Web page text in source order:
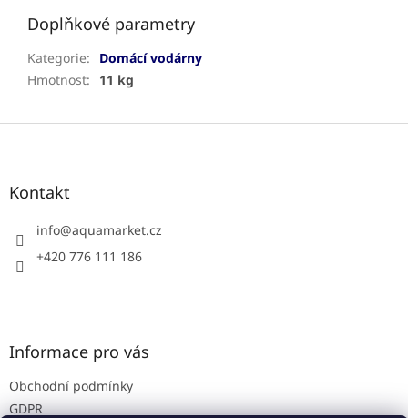
Doplňkové parametry
Kategorie:
Domácí vodárny
Hmotnost: 11 kg
Z
Kontakt
info@aquamarket.cz
+420 776 111 186
Informace pro vás
Obchodní podmínky
GDPR